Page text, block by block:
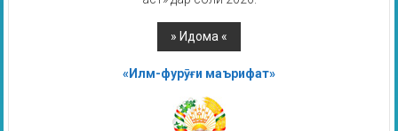
«Илм-фурӯғи маърифат»